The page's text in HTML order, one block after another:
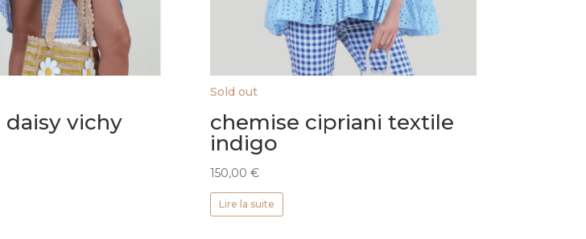
daisy vichy
Sold out
chemise cipriani textile
indigo
150,00€
Lire la suite